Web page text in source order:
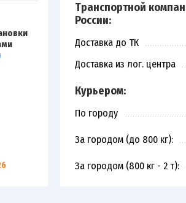
Транспортной
России:
Доставка до ТК
Доставка из лог. центра
Курьером:
По городу
За городом (до 800 кг):
За городом (800 кг - 2 т):